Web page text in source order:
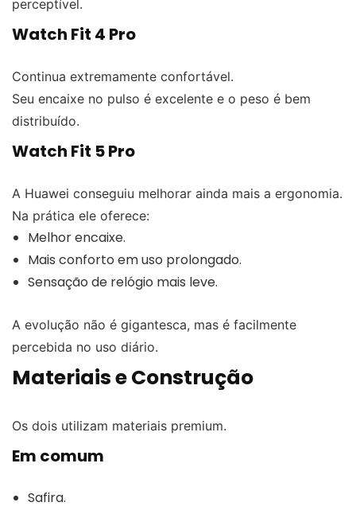
perceptível.
Watch Fit 4 Pro
Continua extremamente confortável.
Seu encaixe no pulso é excelente e o peso é bem
distribuído.
Watch Fit 5 Pro
A Huawei conseguiu melhorar ainda mais a ergonomia.
Na prática ele oferece:
Melhor encaixe.
Mais conforto em uso prolongado.
Sensação de relógio mais leve.
A evolução não é gigantesca, mas é facilmente
percebida no uso diário.
Materiais e Construção
Os dois utilizam materiais premium.
Em comum
Safira.